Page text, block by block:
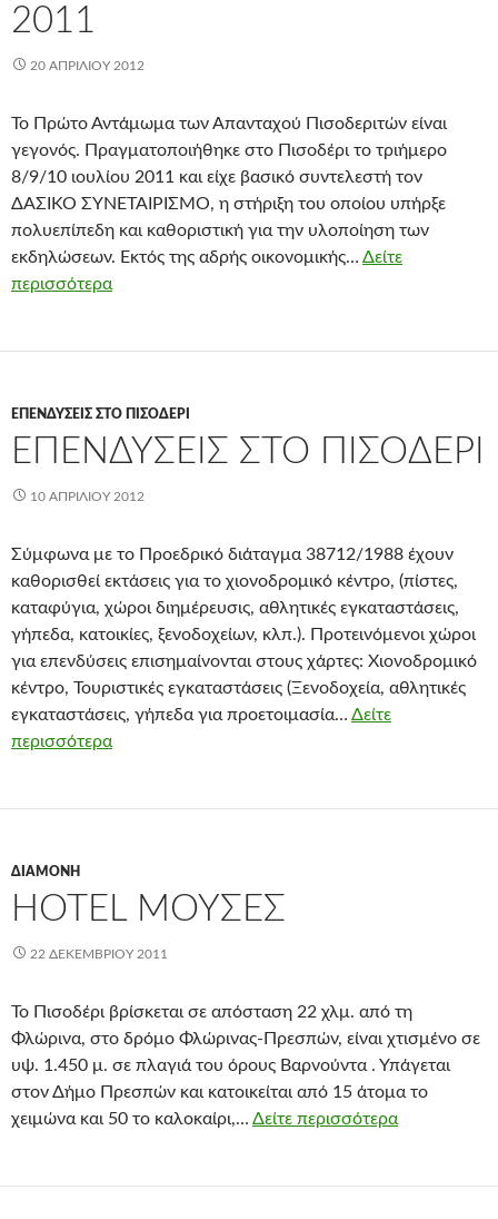
2011
20 ΑΠΡΙΛΊΟΥ 2012
Το Πρώτο Αντάμωμα των Απανταχού Πισοδεριτών είναι
γεγονός. Πραγματοποιήθηκε στο Πισοδέρι το τριήμερο
8/9/10 ιουλίου 2011 και είχε βασικό συντελεστή τον
ΔΑΣΙΚΟ ΣΥΝΕΤΑΙΡΙΣΜΟ, η στήριξη του οποίου υπήρξε
πολυεπίπεδη και καθοριστική για την υλοποίηση των
εκδηλώσεων. Εκτός της αδρής οικονομικής… Δείτε
περισσότερα
ΕΠΕΝΔΎΣΕΙΣ ΣΤΟ ΠΙΣΟΔΈΡΙ
ΕΠΕΝΔΎΣΕΙΣ ΣΤΟ ΠΙΣΟΔΈΡΙ
10 ΑΠΡΙΛΊΟΥ 2012
Σύμφωνα με το Προεδρικό διάταγμα 38712/1988 έχουν
καθορισθεί εκτάσεις για το χιονοδρομικό κέντρο, (πίστες,
καταφύγια, χώροι διημέρευσις, αθλητικές εγκαταστάσεις,
γήπεδα, κατοικίες, ξενοδοχείων, κλπ.). Προτεινόμενοι χώροι
για επενδύσεις επισημαίνονται στους χάρτες: Χιονοδρομικό
κέντρο, Τουριστικές εγκαταστάσεις (Ξενοδοχεία, αθλητικές
εγκαταστάσεις, γήπεδα για προετοιμασία… Δείτε
περισσότερα
ΔΙΑΜΟΝΉ
HOTEL ΜΟΎΣΕΣ
22 ΔΕΚΕΜΒΡΊΟΥ 2011
Το Πισοδέρι βρίσκεται σε απόσταση 22 χλμ. από τη
Φλώρινα, στο δρόμο Φλώρινας-Πρεσπών, είναι χτισμένο σε
υψ. 1.450 μ. σε πλαγιά του όρους Βαρνούντα . Υπάγεται
στον Δήμο Πρεσπών και κατοικείται από 15 άτομα το
χειμώνα και 50 το καλοκαίρι,… Δείτε περισσότερα